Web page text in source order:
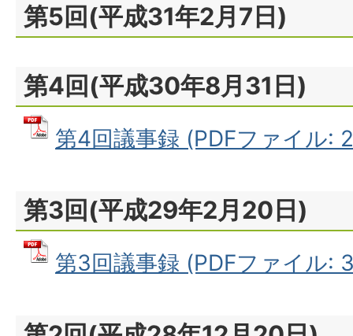
第5回(平成31年2月7日)
第4回(平成30年8月31日)
第4回議事録 (PDFファイル:
第3回(平成29年2月20日)
第3回議事録 (PDFファイル: